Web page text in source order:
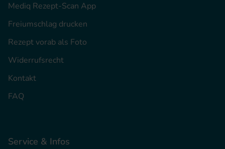
Mediq Rezept-Scan App
Freiumschlag drucken
Rezept vorab als Foto
Widerrufsrecht
Kontakt
FAQ
Service & Infos